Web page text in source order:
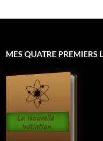
MES QUATRE PREMIERS